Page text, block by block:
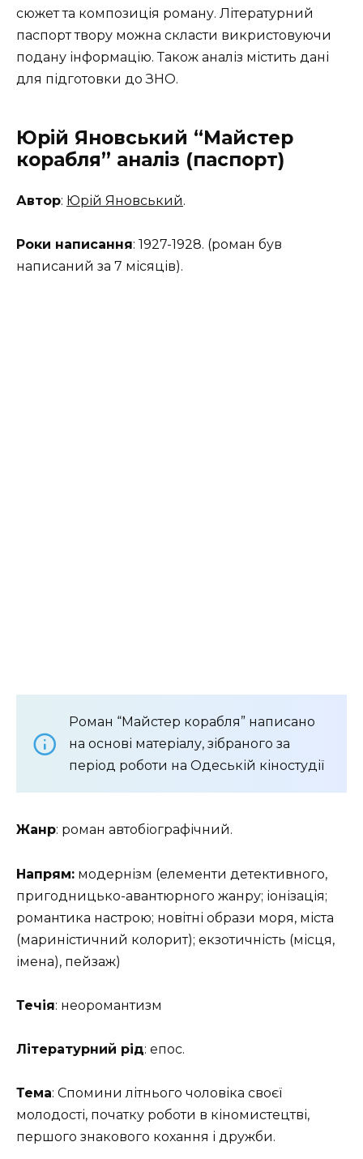
сюжет та композиція роману. Літературний
паспорт твору можна скласти викристовуючи
подану інформацію. Також аналіз містить дані
для підготовки до ЗНО.
Юрій Яновський “Майстер
корабля” аналіз (паспорт)
Автор: Юрій Яновський.
Роки написання: 1927-1928. (роман був
написаний за 7 місяців).
Роман “Майстер корабля” написано
на основі матеріалу, зібраного за
період роботи на Одеській кіностудії
Жанр: роман автобіографічний.
Напрям: модернізм (елементи детективного,
пригодницько-авантюрного жанру; іонізація;
романтика настрою; новітні образи моря, міста
(мариністичний колорит); екзотичність (місця,
імена), пейзаж)
Течія: неоромантизм
Літературний рід: епос.
Тема: Спомини літнього чоловіка своєї
молодості, початку роботи в кіномистецтві,
першого знакового кохання і дружби.